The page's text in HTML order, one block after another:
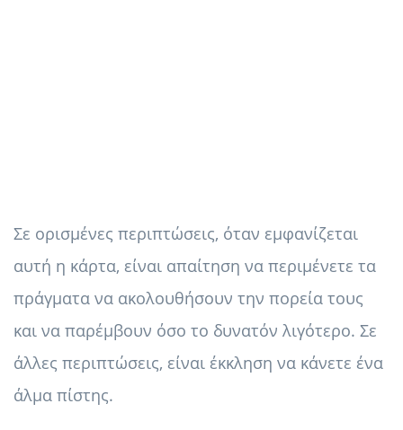
Σε ορισμένες περιπτώσεις, όταν εμφανίζεται
αυτή η κάρτα, είναι απαίτηση να περιμένετε τα
πράγματα να ακολουθήσουν την πορεία τους
και να παρέμβουν όσο το δυνατόν λιγότερο. Σε
άλλες περιπτώσεις, είναι έκκληση να κάνετε ένα
άλμα πίστης.